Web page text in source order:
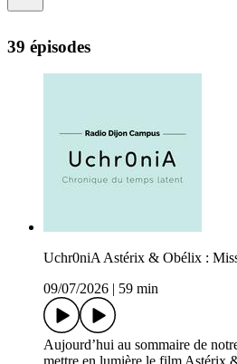
39 épisodes
Uchr0niA Astérix & Obélix :
09/07/2026
59 min
Aujourd’hui au sommaire de